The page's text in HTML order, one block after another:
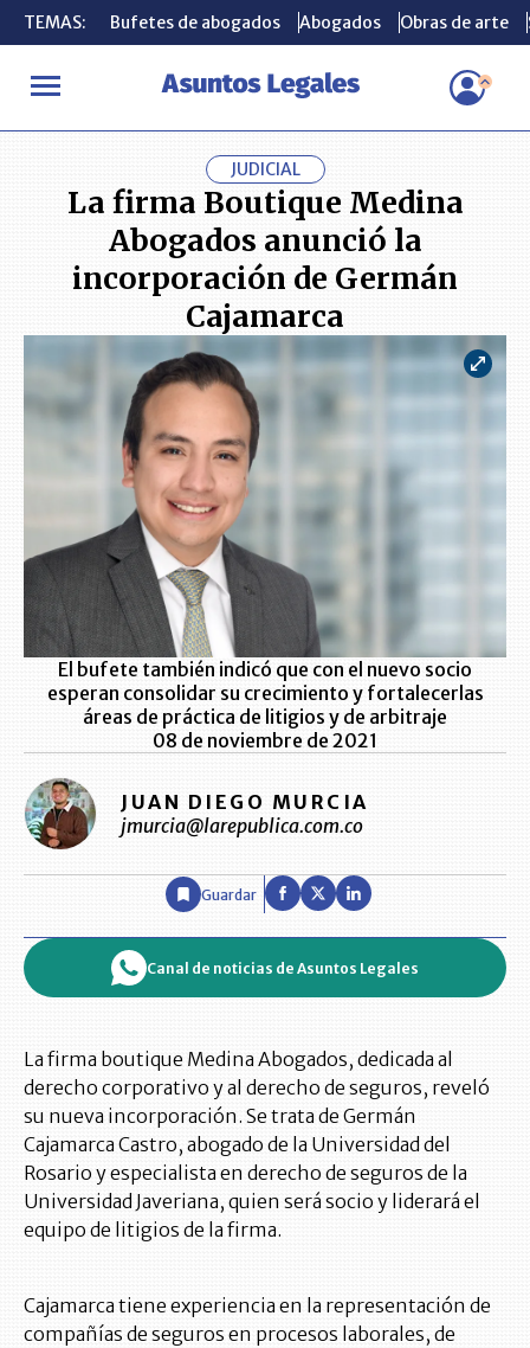
TEMAS: Bufetes de abogados Abogados Obras de arte
INICIO ACTUALIDAD La firma Boutique Medina Abogados
TEMAS: Bufetes de abogados Abogados Obras de arte
JUDICIAL
La firma Boutique Medina
Abogados anunció la
incorporación de Germán
Cajamarca
El bufete también indicó que con el nuevo socio
esperan consolidar su crecimiento y fortalecerlas
áreas de práctica de litigios y de arbitraje
08 de noviembre de 2021
JUAN DIEGO MURCIA
jmurcia@larepublica.com.co
Guardar
Canal de noticias de Asuntos Legales
La firma boutique Medina Abogados, dedicada al
derecho corporativo y al derecho de seguros, reveló
su nueva incorporación. Se trata de Germán
Cajamarca Castro, abogado de la Universidad del
Rosario y especialista en derecho de seguros de la
Universidad Javeriana, quien será socio y liderará el
equipo de litigios de la firma.
Cajamarca tiene experiencia en la representación de
compañías de seguros en procesos laborales, de